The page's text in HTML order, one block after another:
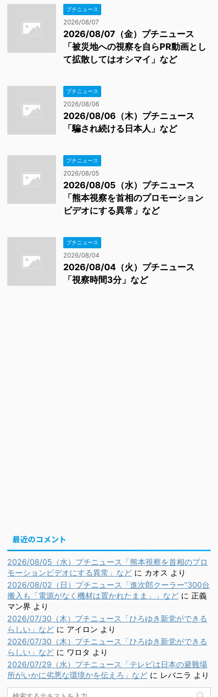
プチニュース
2026/08/07
2026/08/07（金）プチニュース
「被災地への視察を自らPR動画とし
て拡散してはオシマイ」など
プチニュース
2026/08/06
2026/08/06（木）プチニュース
「騙され続ける日本人」など
プチニュース
2026/08/05
2026/08/05（水）プチニュース
「熊本視察を首相のプロモーション
ビデオにする異常」など
プチニュース
2026/08/04
2026/08/04（火）プチニュース
「視察時間3分」など
最近のコメント
2026/08/05（水）プチニュース「熊本視察を首相のプロ
モーションビデオにする異常」など に カオス より
2026/08/02（日）プチニュース「進次郎クーラー”300台
搬入も「電源がなく機材は置かれたまま」」など に 正義
マン界 より
2026/07/30（木）プチニュース「ひろゆき新党ができる
らしい」など に アイロン より
2026/07/30（木）プチニュース「ひろゆき新党ができる
らしい」など に ワロタ より
2026/07/29（水）プチニュース「テレビは日本の避難場
所がいかに劣悪な環境かを伝えろ」など に レバニラ より